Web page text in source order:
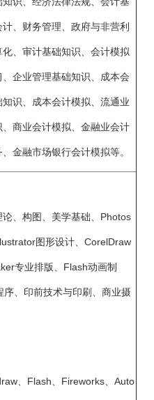
、财务管理、政府与非营利
、审计基础知识、会计模拟
企业管理基础知识、成本会
识、成本会计模拟、流通业
商业会计模拟、金融业会计
金融市场银行会计模拟等。
、构图、美学基础、Photos
图形设计、CorelDraw
专业排版、Flash动画制
序、印前技术与印刷、商业摄
、Flash、Fireworks、Auto